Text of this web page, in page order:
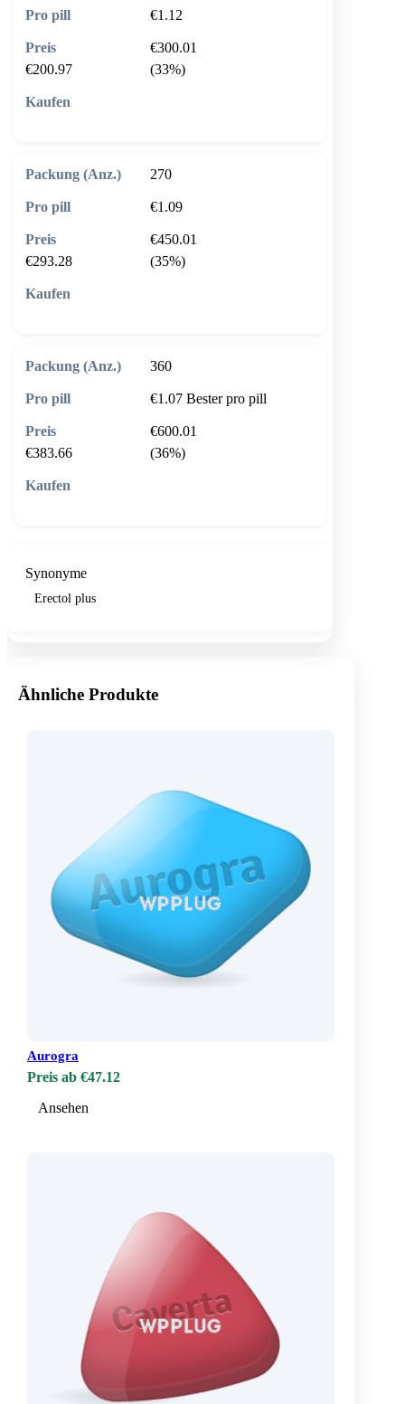
€1.12
€300.01
€200.97
(33%)
270
€1.09
€450.01
€293.28
(35%)
360
€1.07 Bester pro pill
€600.01
€383.66
(36%)
Synonyme
Erectol plus
Ähnliche Produkte
Aurogra
Preis ab €47.12
Ansehen